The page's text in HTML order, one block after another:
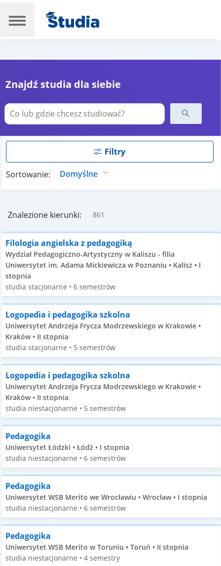
Znajdź studia dla siebie
Filtry
Sortowanie:
Znalezione kierunki: 861
Filologia angielska z pedagogiką
Wydział Pedagogiczno-Artystyczny w Kaliszu - filia
Uniwersytet im. Adama Mickiewicza w Poznaniu • Kalisz • I
stopnia
studia stacjonarne • 6 semestrów
Logopedia i pedagogika szkolna
Uniwersytet Andrzeja Frycza Modrzewskiego w Krakowie •
Kraków • II stopnia
studia stacjonarne • 5 semestrów
Logopedia i pedagogika szkolna
Uniwersytet Andrzeja Frycza Modrzewskiego w Krakowie •
Kraków • II stopnia
studia niestacjonarne • 5 semestrów
Pedagogika
Uniwersytet Łódzki • Łódź • I stopnia
studia niestacjonarne • 6 semestrów
Pedagogika
Uniwersytet WSB Merito we Wrocławiu • Wrocław • I stopnia
studia niestacjonarne • 6 semestrów
Pedagogika
Uniwersytet WSB Merito w Toruniu • Toruń • II stopnia
studia niestacjonarne • 4 semestry